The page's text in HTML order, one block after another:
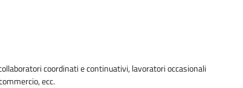
coordinati e continuativi, lavoratori occasionali
ecc.